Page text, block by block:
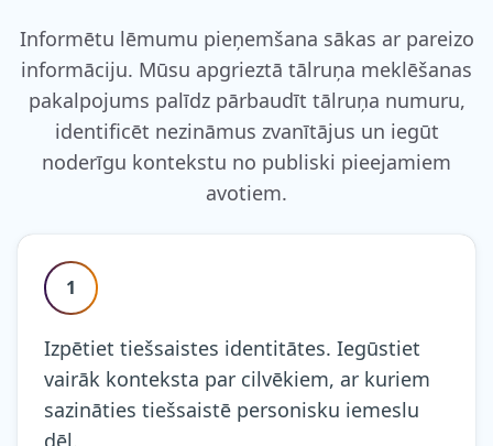
Informētu lēmumu pieņemšana sākas ar pareizo
informāciju. Mūsu apgrieztā tālruņa meklēšanas
pakalpojums palīdz pārbaudīt tālruņa numuru,
identificēt nezināmus zvanītājus un iegūt
noderīgu kontekstu no publiski pieejamiem
avotiem.
1
Izpētiet tiešsaistes identitātes. Iegūstiet
vairāk konteksta par cilvēkiem, ar kuriem
sazināties tiešsaistē personisku iemeslu
dēļ.